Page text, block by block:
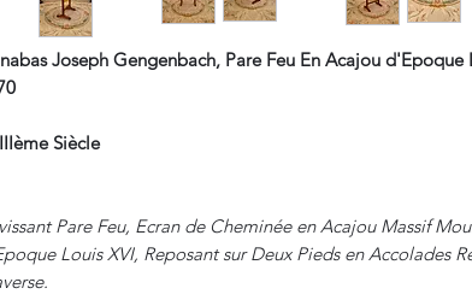
Joseph Gengenbach, Pare Feu En Acajou d'Epoque
Siècle
Pare Feu, Ecran de Cheminée en Acajou Massif
Louis XVI, Reposant sur Deux Pieds en Accolades